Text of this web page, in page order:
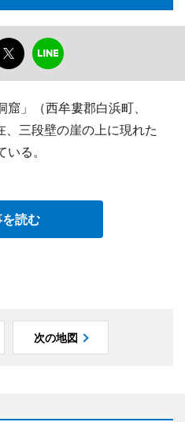
」（西牟婁郡白浜町、
三段壁の崖の上に現れた
る。
読む
次の地図